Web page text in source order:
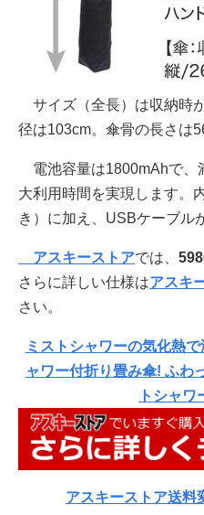
サイズ（全長）は収納時
径は103cm。傘骨の長さは
電池容量は1800mAhで、
大利用時間を実現します。
き）に加え、USBケーブル
アスキーストアでは、
さらに詳しい仕様はアスキ
さい。
ミストシャワーの気化熱
ャワー付折り畳み傘! ふわ
トシャワ
アスキーストア送料